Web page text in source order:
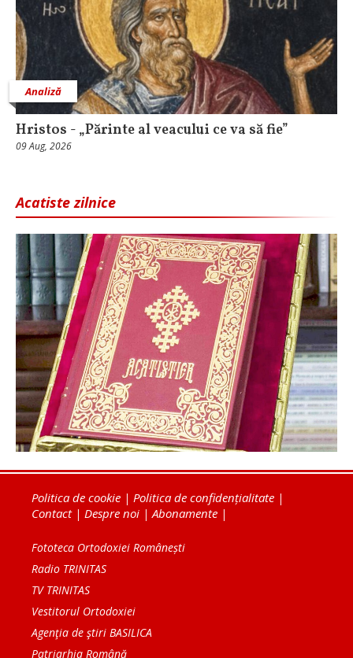
Analiză
Hristos - „Părinte al veacului ce va să fie”
09 Aug, 2026
Acatiste zilnice
Politica de cookie | Politica de confidențialitate |
Contact| Despre noi |Abonamente |
Fototeca Ortodoxiei Românești
Radio TRINITAS
TV TRINITAS
Vestitorul Ortodoxiei
Agenţia de ştiri BASILICA
Patriarhia Română